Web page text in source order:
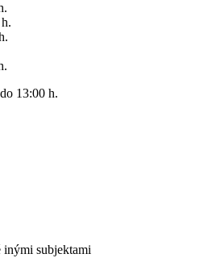
h.
13:00 h.
inými subjektami